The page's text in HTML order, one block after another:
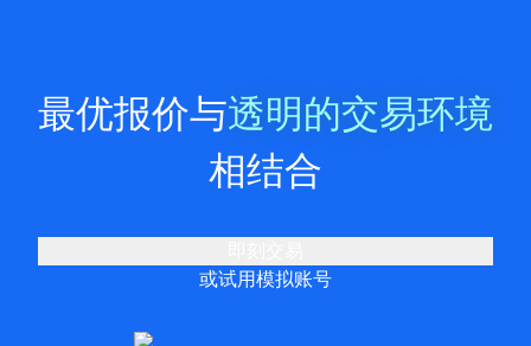
最优报价与透明的交易环境
相结合
或试用模拟账号